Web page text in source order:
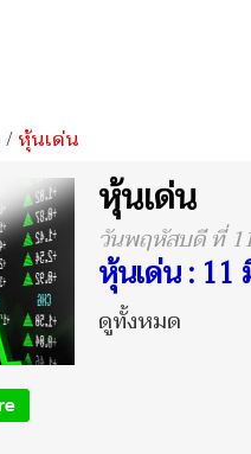
/หุ้นเด่น
หุ้นเด่น
วันพฤหัสบดี ที่
หุ้นเด่น : 11
ดูทั้งหมด